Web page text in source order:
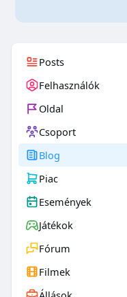
Posts
Felhasználók
Oldal
Csoport
Blog
Piac
Események
Játékok
Fórum
Filmek